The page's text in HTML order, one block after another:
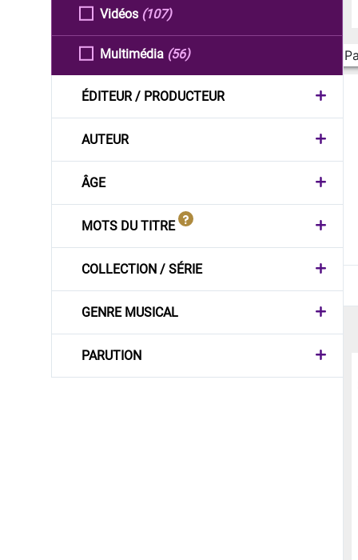
Vidéos (107)
Multimédia (56)
ÉDITEUR / PRODUCTEUR
AUTEUR
ÂGE
MOTS DU TITRE
COLLECTION / SÉRIE
GENRE MUSICAL
PARUTION